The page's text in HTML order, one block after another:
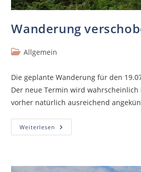
Wanderung
Allgemein
Die geplante Wanderung für den
Der neue Termin wird
vorher natürlich ausreichend
Weiterlesen